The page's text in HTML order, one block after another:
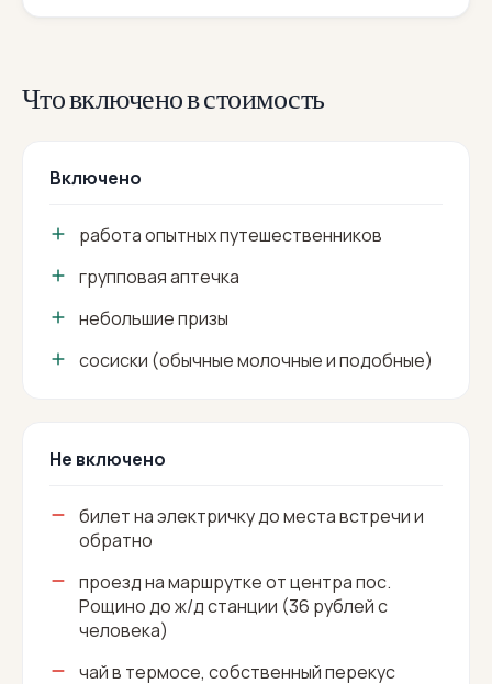
Что включено в стоимость
Включено
работа опытных путешественников
групповая аптечка
небольшие призы
сосиски (обычные молочные и подобные)
Не включено
билет на электричку до места встречи и
обратно
проезд на маршрутке от центра пос.
Рощино до ж/д станции (36 рублей с
человека)
чай в термосе, собственный перекус